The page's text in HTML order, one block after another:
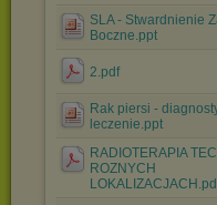
SLA - Stwardnienie
Boczne.ppt
2.pdf
Rak piersi -
leczenie.ppt
RADIOTERAPIA
ROZNYCH